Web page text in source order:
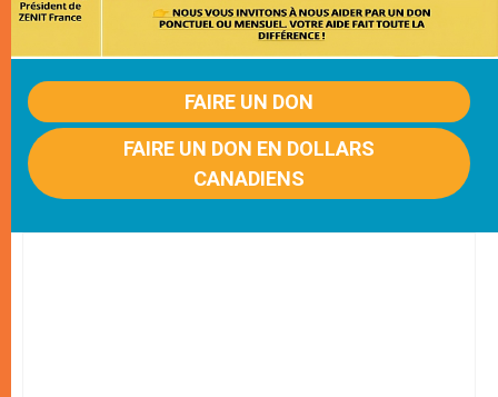
FAIRE UN DON
FAIRE UN DON EN DOLLARS
CANADIENS